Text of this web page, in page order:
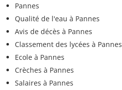
Pannes
Qualité de l'eau à Pannes
Avis de décès à Pannes
Classement des lycées à Pannes
Ecole à Pannes
Crèches à Pannes
Salaires à Pannes